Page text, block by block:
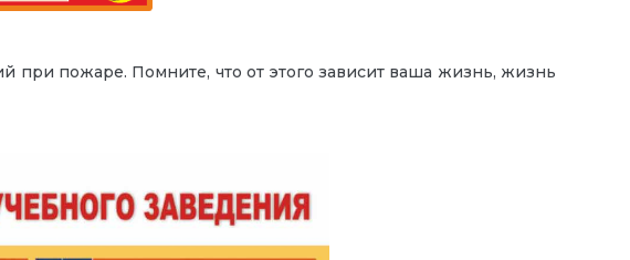
при пожаре. Помните, что от этого зависит ваша жизнь, жизнь